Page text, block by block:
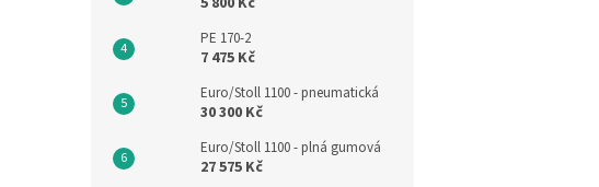
PE 170-2
7 475 Kč
Euro/Stoll 1100 - pneumatická
30 300 Kč
Euro/Stoll 1100 - plná gumová
27 575 Kč